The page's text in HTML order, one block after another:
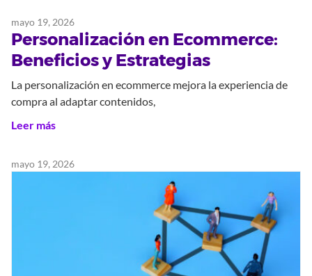
mayo 19, 2026
Personalización en Ecommerce:
Beneficios y Estrategias
La personalización en ecommerce mejora la experiencia de
compra al adaptar contenidos,
Leer más
mayo 19, 2026